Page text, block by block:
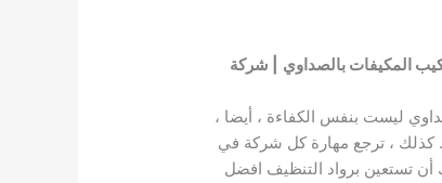
المكيفات بالصداوي
| شركة
ليست بنفس الكفاءة ، أيضا ،
كذلك ، ترجع مهارة كل شركة في
تستعين برواد التنظيف افضل